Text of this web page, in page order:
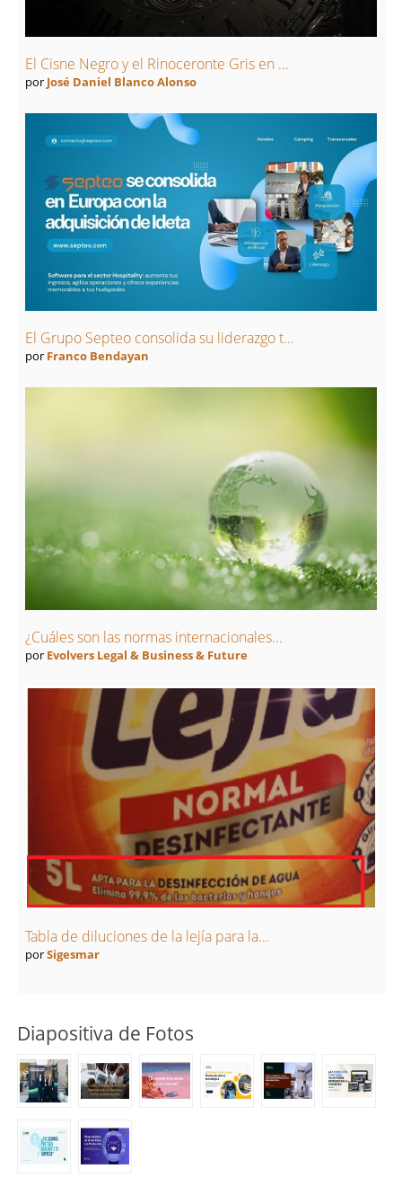
El Cisne Negro y el Rinoceronte Gris en ...
por José Daniel Blanco Alonso
El Grupo Septeo consolida su liderazgo t...
por Franco Bendayan
¿Cuáles son las normas internacionales...
por Evolvers Legal & Business & Future
Tabla de diluciones de la lejía para la...
porSigesmar
Diapositiva de Fotos